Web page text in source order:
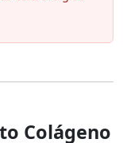
Colágeno